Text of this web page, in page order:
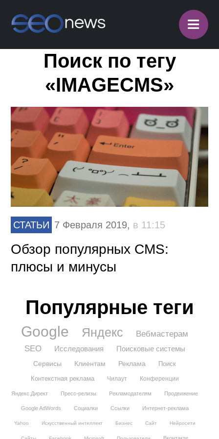
≡
Поиск по тегу
«IMAGECMS»
СТАТЬИ 7 Февраля 2019, в 11:15
Обзор популярных CMS:
плюсы и минусы
Популярные теги
Google Яндекс
Вебмастерам
SEO
Исследования Поисковые системы
Сервисы Клиентам Реклама
Поиск
Контекстная реклама
Чилаут Конференции
Яндекс.Директ Пресс-релизы Рекламодателям Продвижение
Google AdWords Социалки Ссылки Интернет-реклама
Yahoo Искусственный интеллект Бизнес Сайт Нейросети